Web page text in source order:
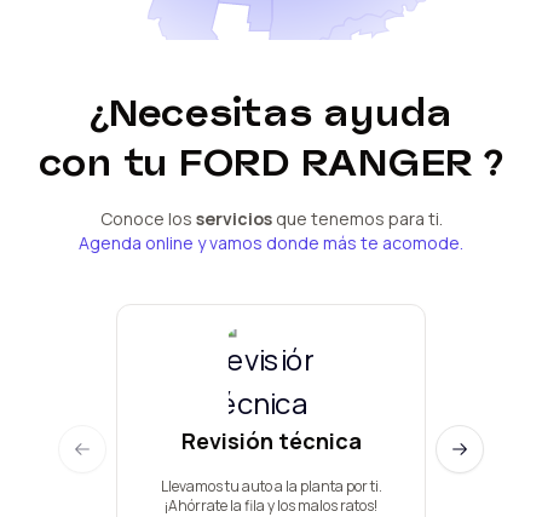
¿Necesitas ayuda
con tu FORD RANGER ?
Conoce los servicios que tenemos para ti.
Agenda online y vamos donde más te acomode.
Revisión técnica
Llevamos tu auto a la planta por ti.
¡Ahórrate la fila y los malos ratos!
Previous slide Next slide